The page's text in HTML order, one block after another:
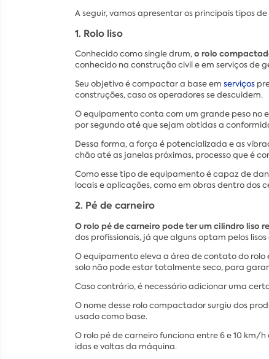
A seguir, vamos apresentar os principais tipos
1. Rolo liso
Conhecido como single drum,o rolo
conhecido na construção civil e em serviços de
Seu objetivo é compactar a base em serviços
construções, caso os operadores se descuidem.
O equipamento conta com um grande peso no
por segundo até que sejam obtidas a
Dessa forma, a força é potencializada e as
chão até as janelas próximas, processo que é
Como esse tipo de equipamento é capaz de
locais e aplicações, como em obras dentro dos
2. Pé de carneiro
O rolo pé de carneiro pode ter um cilindro
dos profissionais, já que alguns optam pelos
O equipamento eleva a área de contato do
solo não pode estar totalmente seco, para
Caso contrário, é necessário adicionar uma
O nome desse rolo compactador surgiu dos
usado como base.
O rolo pé de carneiro funciona entre 6 e 10 km/
idas e voltas da máquina.